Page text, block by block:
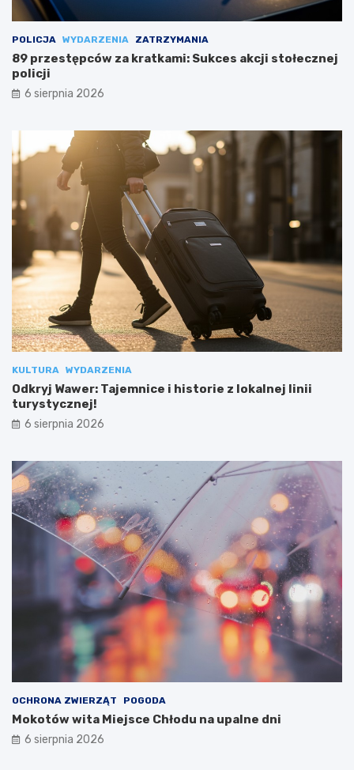
POLICJA WYDARZENIA ZATRZYMANIA
89 przestępców za kratkami: Sukces akcji stołecznej
policji
6 sierpnia 2026
KULTURA WYDARZENIA
Odkryj Wawer: Tajemnice i historie z lokalnej linii
turystycznej!
6 sierpnia 2026
OCHRONA ZWIERZĄT POGODA
Mokotów wita Miejsce Chłodu na upalne dni
6 sierpnia 2026